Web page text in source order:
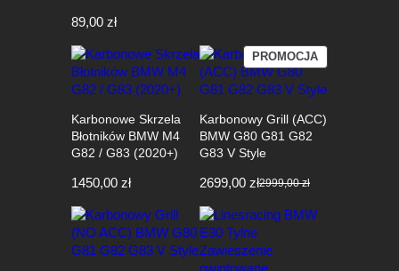
89,00 zł
Karbonowe Skrzela
Błotników BMW M4
G82 / G83 (2020+)
1450,00 zł
PROMOCJAPRODUKT
W
PROMOCJI
Karbonowy Grill (ACC)
BMW G80 G81 G82
G83 V Style
2999,00zł
Pierwotna
cena
wynosiła:
2999,00 zł.
2699,00 zł
Aktualna
cena
wynosi:
2699,00 zł.